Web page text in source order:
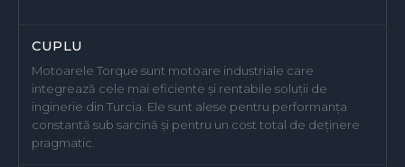
CUPLU
Motoarele Torque sunt motoare industriale care
integrează cele mai eficiente și rentabile soluții de
inginerie din Turcia. Ele sunt alese pentru performanța
constantă sub sarcină și pentru un cost total de deținere
pragmatic.